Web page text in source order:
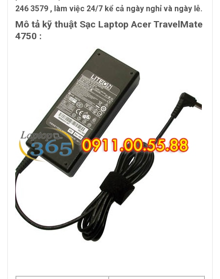
246 3579 , làm việc 24/7 kể cả ngày nghỉ và ngày lễ.
Mô tả kỹ thuật Sạc Laptop Acer TravelMate
4750 :